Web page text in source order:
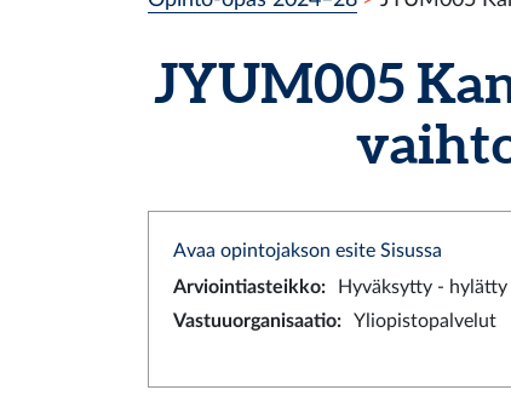
JYUM005
Avaa opintojakson esite Sisussa
Arviointiasteikko: Hyväksytty - hylätty
Vastuuorganisaatio: Yliopistopalvelut